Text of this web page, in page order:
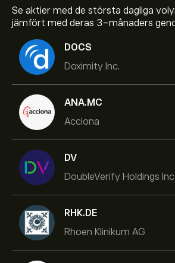
Se aktier med de största dagliga
jämfört med deras 3-månaders
DOCS
Doximity Inc.
ANA.MC
Acciona
DV
DoubleVerify Holdings Inc
RHK.DE
Rhoen Klinikum AG